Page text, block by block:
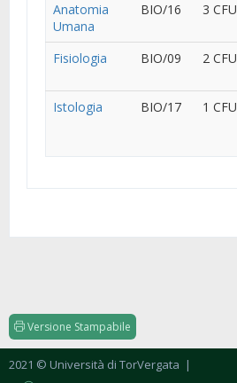
Anatomia
Umana
BIO/16 3 CFU
Fisiologia
BIO/09 2 CFU
Istologia
BIO/17 1 CFU
Versione Stampabile
2021 © Università di TorVergata |